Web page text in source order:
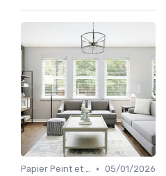
Papier Peint et Revêtements Muraux • 05/01/2026